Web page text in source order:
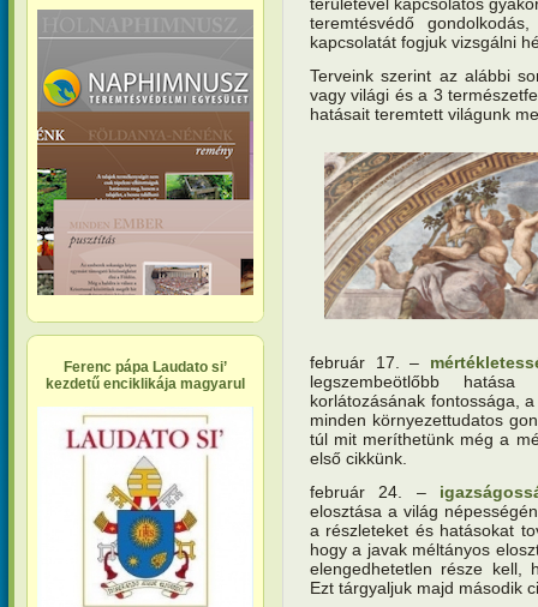
Ferenc pápa Laudato si’
kezdetű enciklikája magyarul
teremtésvédő
kapcsolatát fogjuk vizsgálni
Terveink szerint az alábbi
vagy világi és a 3
hatásait teremtett világunk
február 17. –
legszembeötlőbb
korlátozásának fontossága,
minden környezettudatos
túl mit meríthetünk még a
első cikkünk.
február 24. –
elosztása a világ
a részleteket és hatásokat
hogy a javak méltányos
elengedhetetlen része kell,
Ezt tárgyaljuk majd második